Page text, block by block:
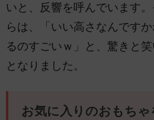
いと、反響を呼んでいます
らは、「いい高さなんです
るのすごいｗ」と、驚きと
となりました。
お気に入りのおもち